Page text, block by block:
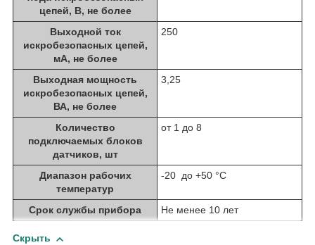
цепей, В, не более
Выходной ток
искробезопасных цепей,
мА, не более
250
Выходная мощность
искробезопасных цепей,
ВА, не более
3,25
Количество
подключаемых блоков
датчиков, шт
от 1 до 8
Диапазон рабочих
температур
-20 до +50 °C
Срок службы прибора Не менее 10 лет
Скрыть